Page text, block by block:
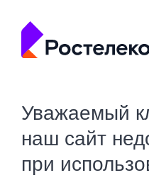
Уважаемый
наш сайт
при